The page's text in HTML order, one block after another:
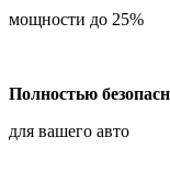
мощности до 25%
Полностью
для вашего авто